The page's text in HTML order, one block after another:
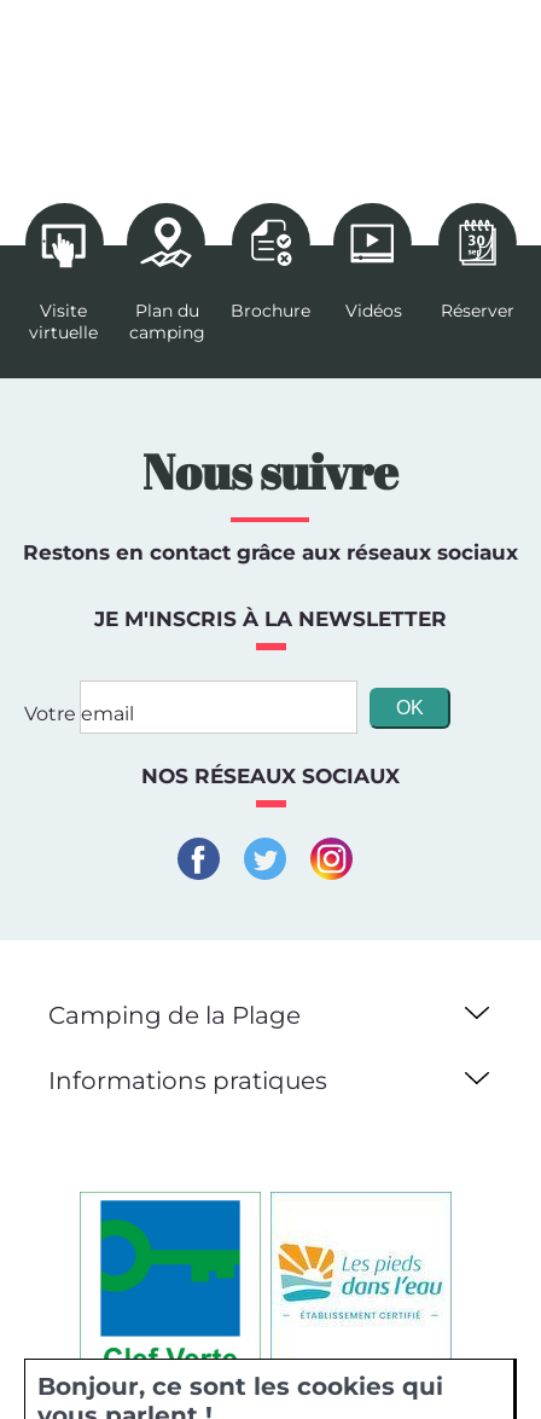
Visite
virtuelle
Plan du
camping
Brochure Vidéos Réserver
Nous suivre
Restons en contact grâce aux réseaux sociaux
JE M'INSCRIS À LA NEWSLETTER
Votre email
NOS RÉSEAUX SOCIAUX
Camping de la Plage
Informations pratiques
Bonjour, ce sont les cookies qui